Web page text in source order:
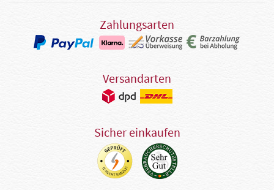
Zahlungsarten
Versandarten
Sicher einkaufen